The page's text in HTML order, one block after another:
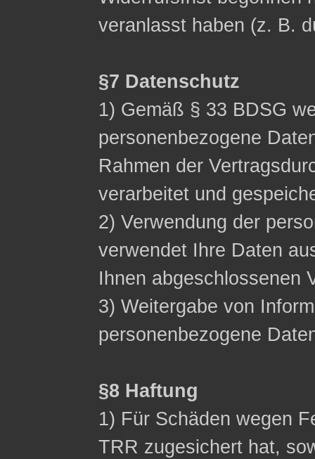
veranlasst haben (z. B.
§7 Datenschutz
1) Gemäß § 33 BDSG
personenbezogene
Rahmen der
verarbeitet und
2) Verwendung der
verwendet Ihre Daten
Ihnen abgeschlossenen
3) Weitergabe von
personenbezogene
§8 Haftung
1) Für Schäden wegen
TRR zugesichert hat,